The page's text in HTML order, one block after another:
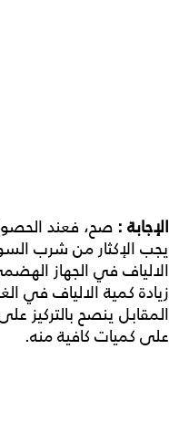
الإجابة : صح، فعند
يجب الإكثار من شرب
الالياف في الجهاز
زيادة كمية الالياف في
المقابل ينصح بالتركيز
على كميات كافية منه.